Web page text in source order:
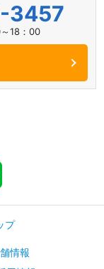
3457
18：00
プ
情報